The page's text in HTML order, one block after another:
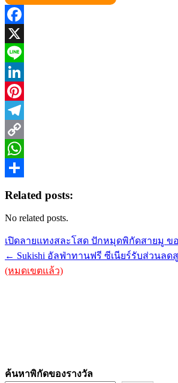
Facebook
X
Line
LinkedIn
Pinterest
Telegram
Copy
Link
WhatsApp
Related posts:
No related posts.
Post
navigation
เปิดลายแทงสละโสด ปักหมุดพิกัดสายมู ข
← Sukishi อัลฟ่าทานฟรี ซีเนียร์รับส่วนลดสู
(หมดเขตแล้ว)
ค้นหาพิกัดของรางวัล